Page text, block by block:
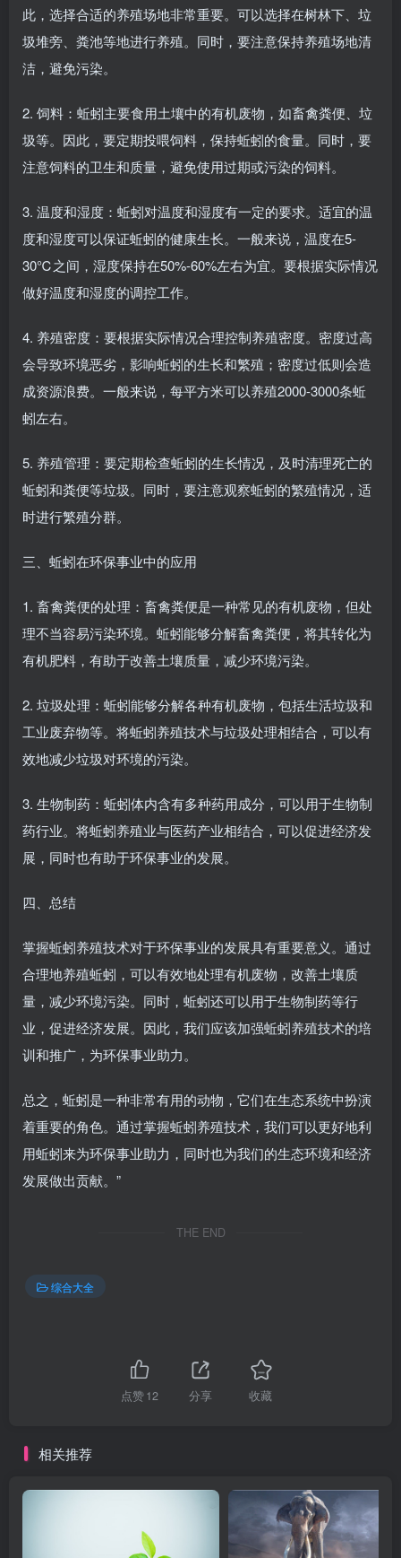
此，选择合适的养殖场地非常重要。可以选择在树林下、垃
圾堆旁、粪池等地进行养殖。同时，要注意保持养殖场地清
洁，避免污染。
2. 饲料：蚯蚓主要食用土壤中的有机废物，如畜禽粪便、垃
圾等。因此，要定期投喂饲料，保持蚯蚓的食量。同时，要
注意饲料的卫生和质量，避免使用过期或污染的饲料。
3. 温度和湿度：蚯蚓对温度和湿度有一定的要求。适宜的温
度和湿度可以保证蚯蚓的健康生长。一般来说，温度在5-
30℃之间，湿度保持在50%-60%左右为宜。要根据实际情况
做好温度和湿度的调控工作。
4. 养殖密度：要根据实际情况合理控制养殖密度。密度过高
会导致环境恶劣，影响蚯蚓的生长和繁殖；密度过低则会造
成资源浪费。一般来说，每平方米可以养殖2000-3000条蚯
蚓左右。
5. 养殖管理：要定期检查蚯蚓的生长情况，及时清理死亡的
蚯蚓和粪便等垃圾。同时，要注意观察蚯蚓的繁殖情况，适
时进行繁殖分群。
三、蚯蚓在环保事业中的应用
1. 畜禽粪便的处理：畜禽粪便是一种常见的有机废物，但处
理不当容易污染环境。蚯蚓能够分解畜禽粪便，将其转化为
有机肥料，有助于改善土壤质量，减少环境污染。
2. 垃圾处理：蚯蚓能够分解各种有机废物，包括生活垃圾和
工业废弃物等。将蚯蚓养殖技术与垃圾处理相结合，可以有
效地减少垃圾对环境的污染。
3. 生物制药：蚯蚓体内含有多种药用成分，可以用于生物制
药行业。将蚯蚓养殖业与医药产业相结合，可以促进经济发
展，同时也有助于环保事业的发展。
四、总结
掌握蚯蚓养殖技术对于环保事业的发展具有重要意义。通过
合理地养殖蚯蚓，可以有效地处理有机废物，改善土壤质
量，减少环境污染。同时，蚯蚓还可以用于生物制药等行
业，促进经济发展。因此，我们应该加强蚯蚓养殖技术的培
训和推广，为环保事业助力。
总之，蚯蚓是一种非常有用的动物，它们在生态系统中扮演
着重要的角色。通过掌握蚯蚓养殖技术，我们可以更好地利
用蚯蚓来为环保事业助力，同时也为我们的生态环境和经济
发展做出贡献。”
THE END
综合大全
点赞12 分享 收藏
相关推荐